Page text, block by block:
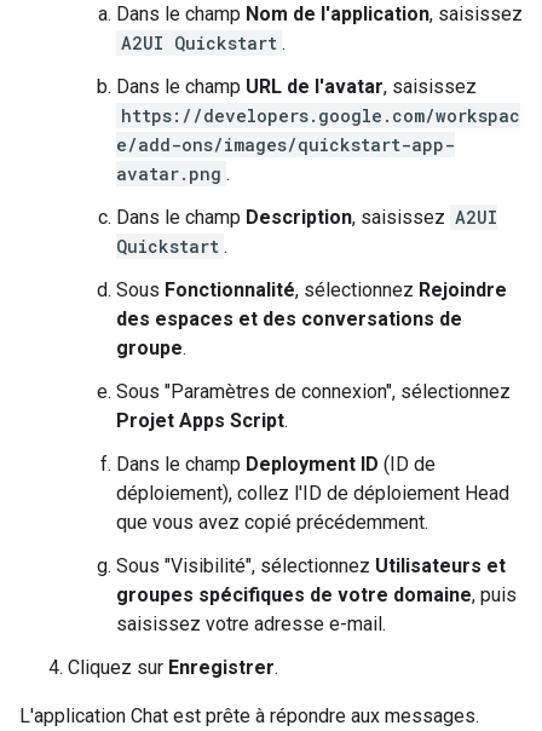
Dans le champ Nom de l'application, saisissez
A2UI Quickstart .
Dans le champ URL de l'avatar, saisissez
https://developers.google.com/workspac
e/add-ons/images/quickstart-app-
avatar.png .
Dans le champ Description, saisissez A2UI
Quickstart .
Sous Fonctionnalité, sélectionnez Rejoindre
des espaces et des conversations de
groupe.
Sous "Paramètres de connexion", sélectionnez
Projet Apps Script.
Dans le champ Deployment ID (ID de
déploiement), collez l'ID de déploiement Head
que vous avez copié précédemment.
Sous "Visibilité", sélectionnez Utilisateurs et
groupes spécifiques de votre domaine, puis
saisissez votre adresse e-mail.
Cliquez sur Enregistrer.
L'application Chat est prête à répondre aux messages.